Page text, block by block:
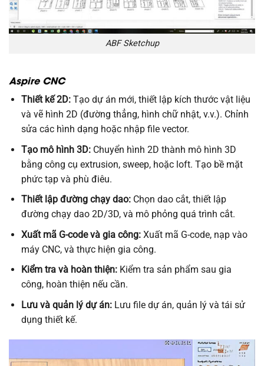
ABF Sketchup
Aspire CNC
Thiết kế 2D:Tạo dự án mới, thiết lập kích thước vật liệu
và vẽ hình 2D (đường thẳng, hình chữ nhật, v.v.). Chỉnh
sửa các hình dạng hoặc nhập file vector.
Tạo mô hình 3D:Chuyển hình 2D thành mô hình 3D
bằng công cụ extrusion, sweep, hoặc loft. Tạo bề mặt
phức tạp và phù điêu.
Thiết lập đường chạy dao:Chọn dao cắt, thiết lập
đường chạy dao 2D/3D, và mô phỏng quá trình cắt.
Xuất mã G-code và gia công:Xuất mã G-code, nạp vào
máy CNC, và thực hiện gia công.
Kiểm tra và hoàn thiện:Kiểm tra sản phẩm sau gia
công, hoàn thiện nếu cần.
Lưu và quản lý dự án:Lưu file dự án, quản lý và tái sử
dụng thiết kế.